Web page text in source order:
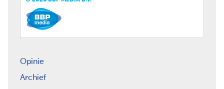
Opinie
Archief